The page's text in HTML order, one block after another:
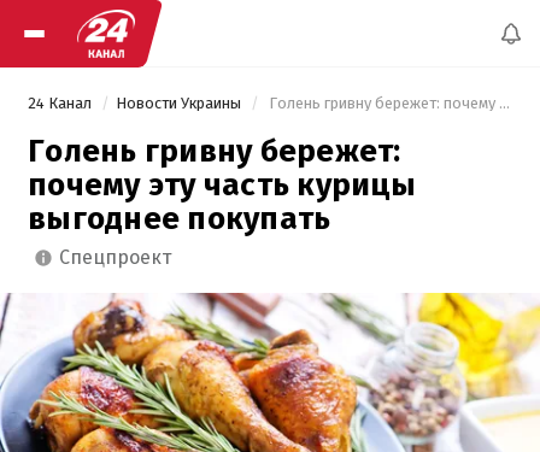
24 Канал Новости Украины Голень гривну бережет: почему эту часть курицы выгоднее покупать
Голень гривну бережет:
почему эту часть курицы
выгоднее покупать
спецпроект